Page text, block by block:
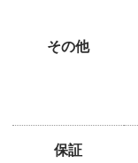
その他
保証